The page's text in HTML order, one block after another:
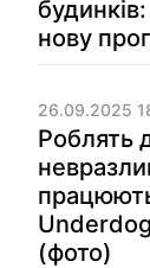
нову
26.09.2025
Роблять
(фото)